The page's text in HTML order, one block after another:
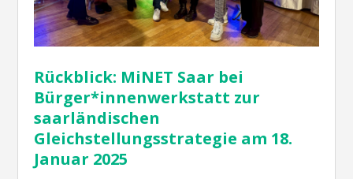
Rückblick: MiNET Saar bei
Bürger*innenwerkstatt zur
saarländischen
Gleichstellungsstrategie am 18.
Januar 2025